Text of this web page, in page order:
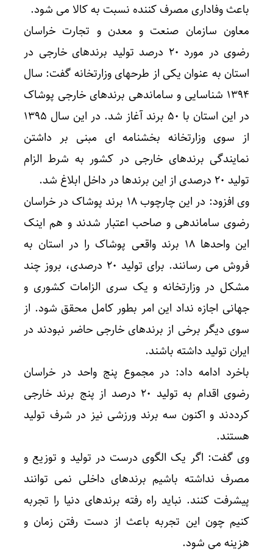
باعث وفاداری مصرف کننده نسبت به کالا می شود.
معاون سازمان صنعت و معدن و تجارت خراسان
رضوی در مورد ۲۰ درصد تولید برندهای خارجی در
استان به عنوان یکی از طرحهای وزارتخانه گفت: سال
۱۳۹۴ شناسایی و ساماندهی برندهای خارجی پوشاک
در این استان با ۵۰ برند آغاز شد. در این سال ۱۳۹۵
از سوی وزارتخانه بخشنامه ای مبنی بر داشتن
نمایندگی برندهای خارجی در کشور به شرط الزام
تولید ۲۰ درصدی از این برندها در داخل ابلاغ شد.
وی افزود: در این چارچوب ۱۸ برند پوشاک در خراسان
رضوی ساماندهی و صاحب اعتبار شدند و هم اینک
این واحدها ۱۸ برند واقعی پوشاک را در استان به
فروش می رسانند. برای تولید ۲۰ درصدی، بروز چند
مشکل در وزارتخانه و یک سری الزامات کشوری و
جهانی اجازه نداد این امر بطور کامل محقق شود. از
سوی دیگر برخی از برندهای خارجی حاضر نبودند در
ایران تولید داشته باشند.
باخرد ادامه داد: در مجموع پنج واحد در خراسان
رضوی اقدام به تولید ۲۰ درصد از پنج برند خارجی
کرددند و اکنون سه برند ورزشی نیز در شرف تولید
هستند.
وی گفت: اگر یک الگوی درست در تولید و توزیع و
مصرف نداشته باشیم برندهای داخلی نمی توانند
پیشرفت کنند. نباید راه رفته برندهای دنیا را تجربه
کنیم چون این تجربه باعث از دست رفتن زمان و
هزینه می شود.